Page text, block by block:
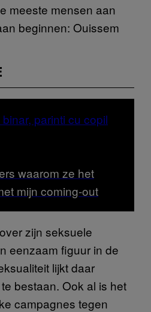
meeste mensen aan
beginnen: Ouissem
waarom ze het
mijn coming-out
zijn seksuele
eenzaam figuur in de
lijkt daar
bestaan. Ook al is het
campagnes tegen